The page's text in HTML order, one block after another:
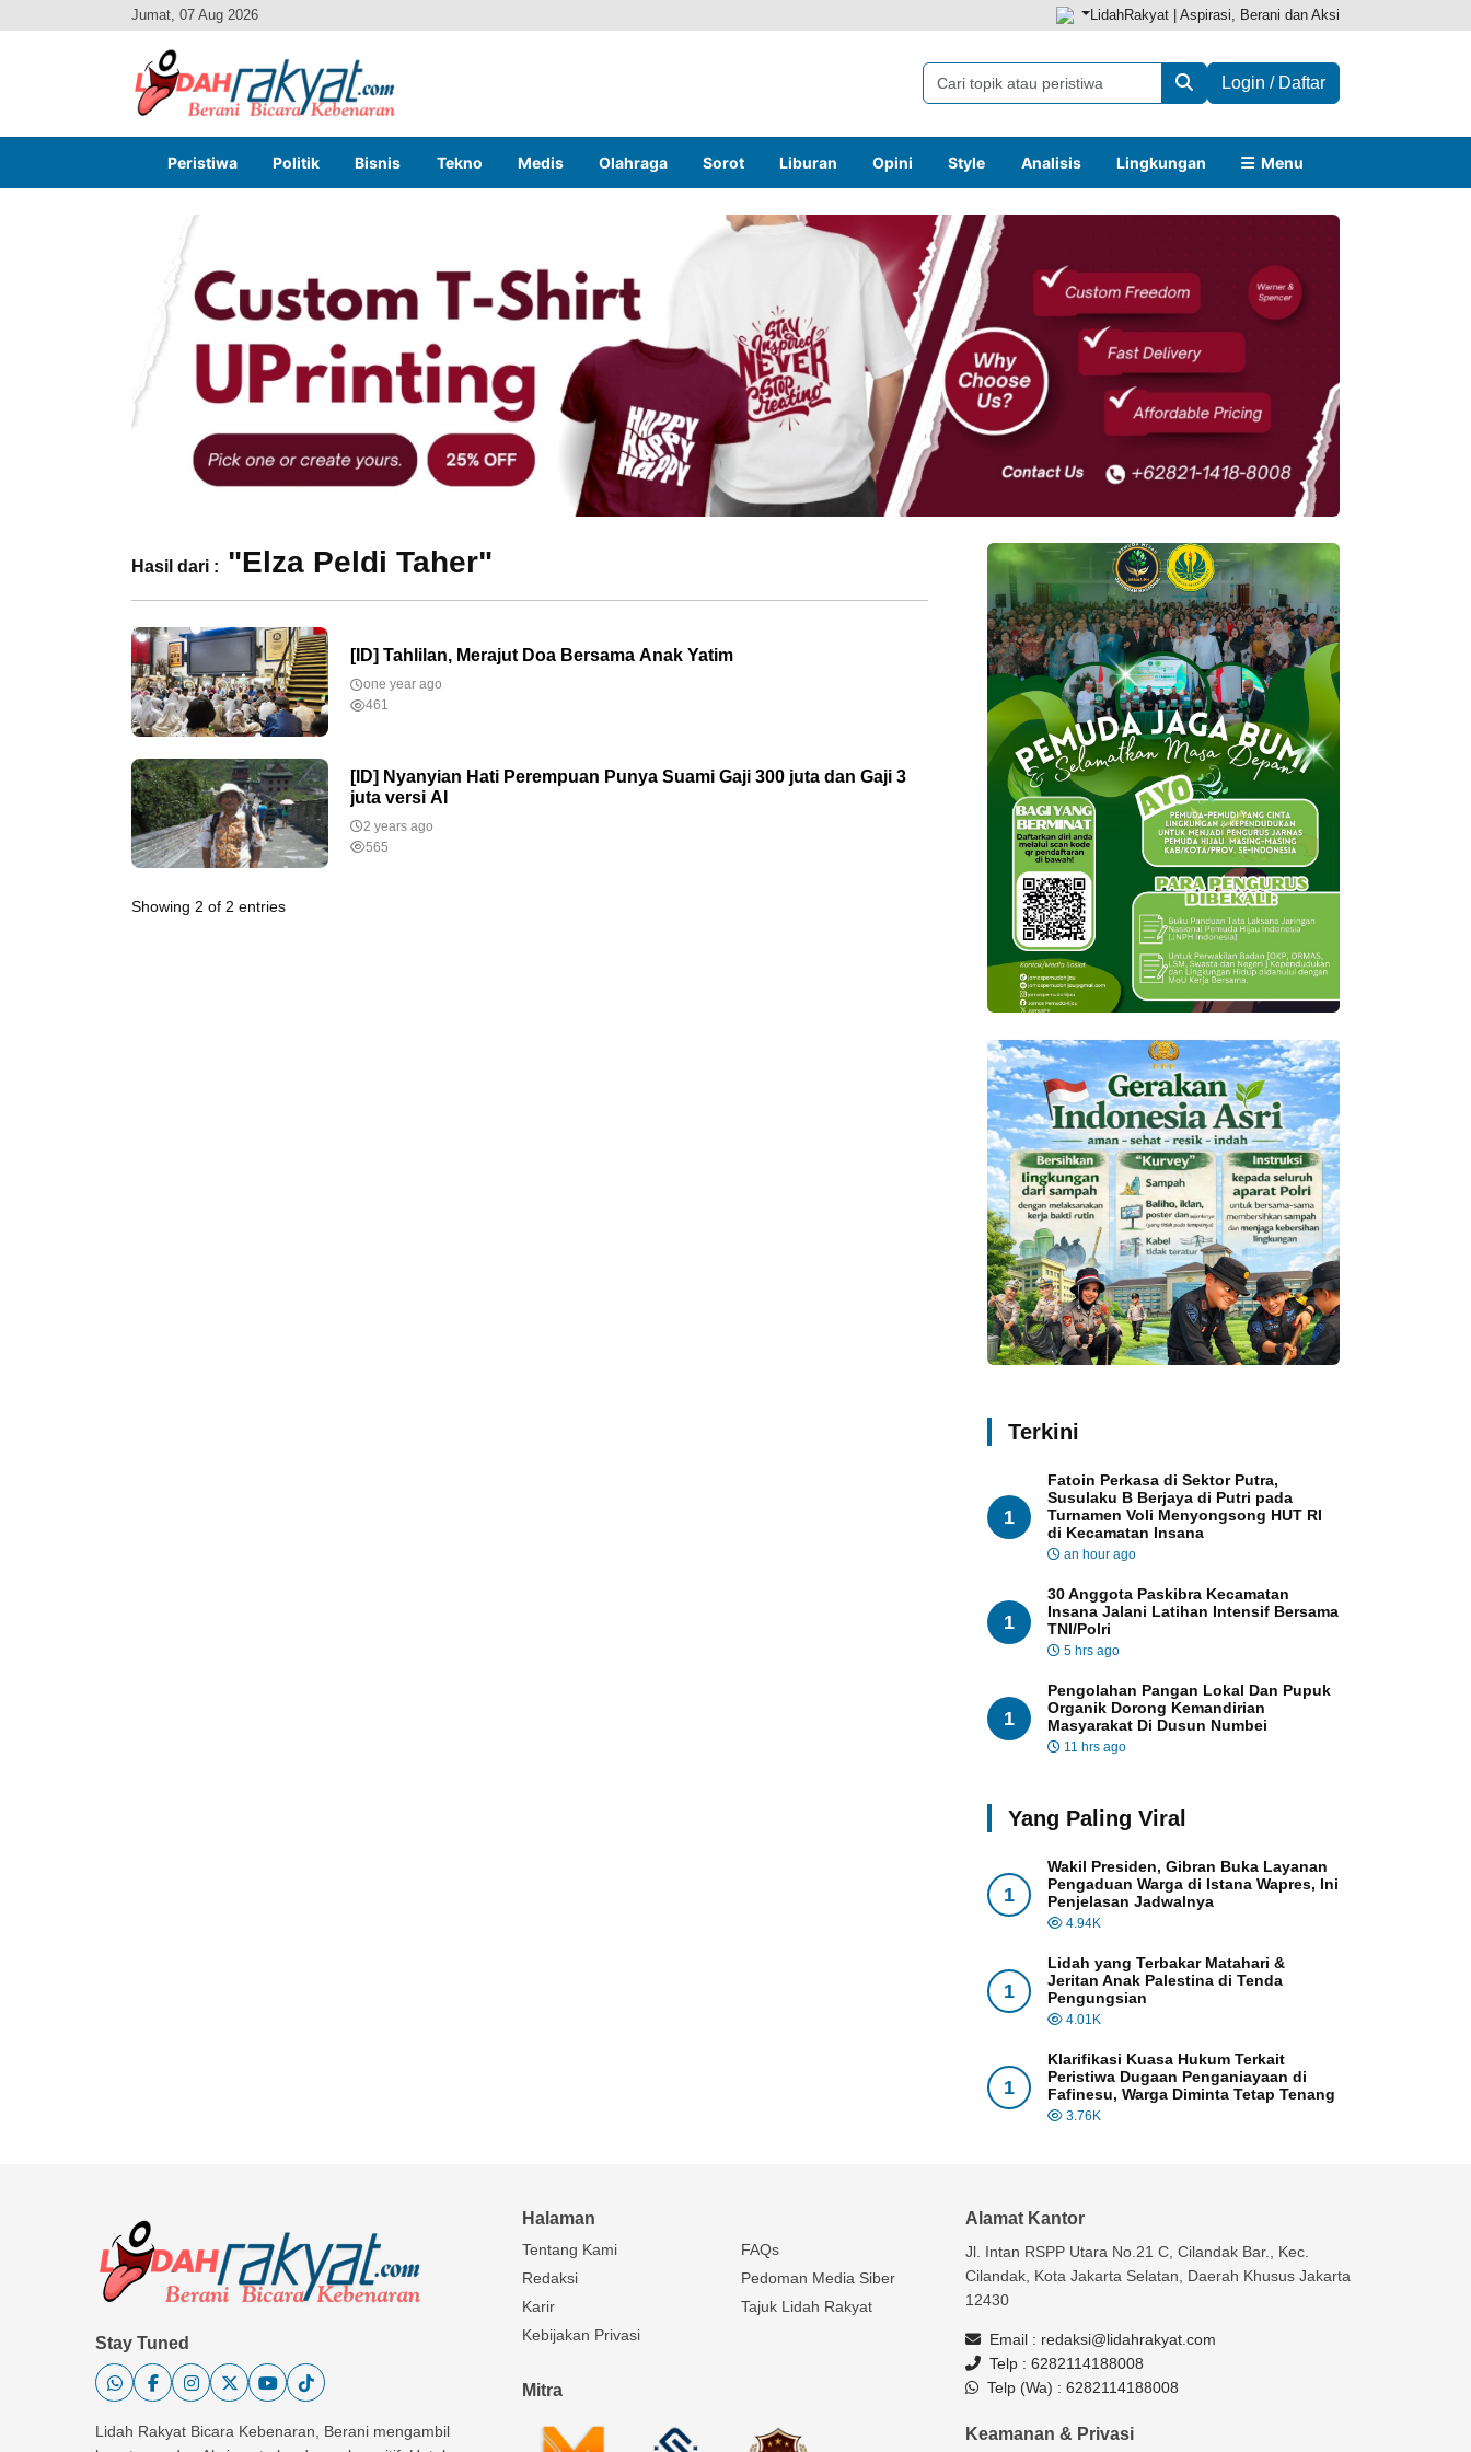
Jumat, 07 Aug 2026 LidahRakyat | Aspirasi, Berani dan Aksi
Login / Daftar
Peristiwa Politik Bisnis Tekno Medis Olahraga Sorot Liburan Opini Style Analisis Lingkungan Menu
Hasil dari : "Elza Peldi Taher"
[ID] Tahlilan, Merajut Doa Bersama Anak Yatim
one year ago
461
[ID] Nyanyian Hati Perempuan Punya Suami Gaji 300 juta dan Gaji 3
juta versi AI
2 years ago
565
Showing 2 of 2 entries
Terkini
1
Fatoin Perkasa di Sektor Putra,
Susulaku B Berjaya di Putri pada
Turnamen Voli Menyongsong HUT RI
di Kecamatan Insana
an hour ago
1
30 Anggota Paskibra Kecamatan
Insana Jalani Latihan Intensif Bersama
TNI/Polri
5 hrs ago
1
Pengolahan Pangan Lokal Dan Pupuk
Organik Dorong Kemandirian
Masyarakat Di Dusun Numbei
11 hrs ago
Yang Paling Viral
1
Wakil Presiden, Gibran Buka Layanan
Pengaduan Warga di Istana Wapres, Ini
Penjelasan Jadwalnya
4.94K
1
Lidah yang Terbakar Matahari &
Jeritan Anak Palestina di Tenda
Pengungsian
4.01K
1
Klarifikasi Kuasa Hukum Terkait
Peristiwa Dugaan Penganiayaan di
Fafinesu, Warga Diminta Tetap Tenang
3.76K
Stay Tuned
Lidah Rakyat Bicara Kebenaran, Berani mengambil
Halaman
Tentang Kami
Redaksi
Karir
Kebijakan Privasi
FAQs
Pedoman Media Siber
Tajuk Lidah Rakyat
Mitra
Alamat Kantor
Jl. Intan RSPP Utara No.21 C, Cilandak Bar., Kec.
Cilandak, Kota Jakarta Selatan, Daerah Khusus Jakarta
12430
Email : redaksi@lidahrakyat.com
Telp : 6282114188008
Telp (Wa) : 6282114188008
Keamanan & Privasi